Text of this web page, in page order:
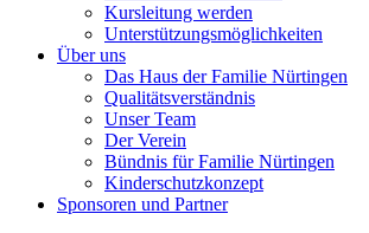
Kursleitung werden
Unterstützungsmöglichkeiten
Über uns
Das Haus der Familie Nürtingen
Qualitätsverständnis
Unser Team
Der Verein
Bündnis für Familie Nürtingen
Kinderschutzkonzept
Sponsoren und Partner